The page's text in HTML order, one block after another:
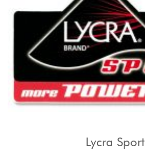
Lycra Sport